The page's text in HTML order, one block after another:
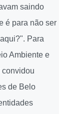
saindo
é para não ser
Para
Ambiente e
convidou
de Belo